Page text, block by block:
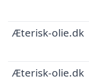
Æterisk-olie.dk
Æterisk-olie.dk